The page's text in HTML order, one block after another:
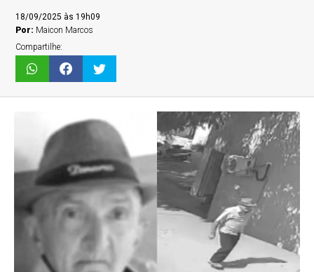
18/09/2025 às 19h09
Por: Maicon Marcos
Compartilhe: